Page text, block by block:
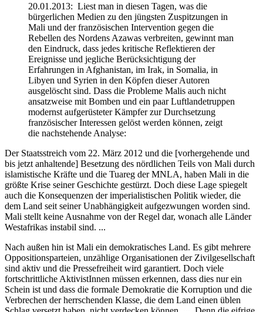
20.01.2013: Liest man in diesen Tagen, was die
bürgerlichen Medien zu den jüngsten Zuspitzungen in
Mali und der französischen Intervention gegen die
Rebellen des Nordens Azawas verbreiten, gewinnt man
den Eindruck, dass jedes kritische Reflektieren der
Ereignisse und jegliche Berücksichtigung der
Erfahrungen in Afghanistan, im Irak, in Somalia, in
Libyen und Syrien in den Köpfen dieser Autoren
ausgelöscht sind. Dass die Probleme Malis auch nicht
ansatzweise mit Bomben und ein paar Luftlandetruppen
modernst aufgerüsteter Kämpfer zur Durchsetzung
französischer Interessen gelöst werden können, zeigt
die nachstehende Analyse:
Der Staatsstreich vom 22. März 2012 und die [vorhergehende und
bis jetzt anhaltende] Besetzung des nördlichen Teils von Mali durch
islamistische Kräfte und die Tuareg der MNLA, haben Mali in die
größte Krise seiner Geschichte gestürzt. Doch diese Lage spiegelt
auch die Konsequenzen der imperialistischen Politik wieder, die
dem Land seit seiner Unabhängigkeit aufgezwungen worden sind.
Mali stellt keine Ausnahme von der Regel dar, wonach alle Länder
Westafrikas instabil sind. ...
Nach außen hin ist Mali ein demokratisches Land. Es gibt mehrere
Oppositionsparteien, unzählige Organisationen der Zivilgesellschaft
sind aktiv und die Pressefreiheit wird garantiert. Doch viele
fortschrittliche AktivistInnen müssen erkennen, dass dies nur ein
Schein ist und dass die formale Demokratie die Korruption und die
Verbrechen der herrschenden Klasse, die dem Land einen üblen